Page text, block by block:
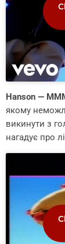
Hanson —
якому
викинути з
нагадує про